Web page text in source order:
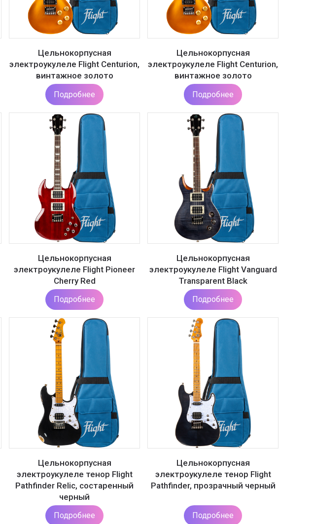
Цельнокорпусная
электроукулеле Flight Centurion,
винтажное золото
Подробнее
Цельнокорпусная
электроукулеле Flight Centurion,
винтажное золото
Подробнее
Цельнокорпусная
электроукулеле Flight Pioneer
Cherry Red
Подробнее
Цельнокорпусная
электроукулеле Flight Vanguard
Transparent Black
Подробнее
Цельнокорпусная
электроукулеле тенор Flight
Pathfinder Relic, состаренный
черный
Подробнее
Цельнокорпусная
электроукулеле тенор Flight
Pathfinder, прозрачный черный
Подробнее